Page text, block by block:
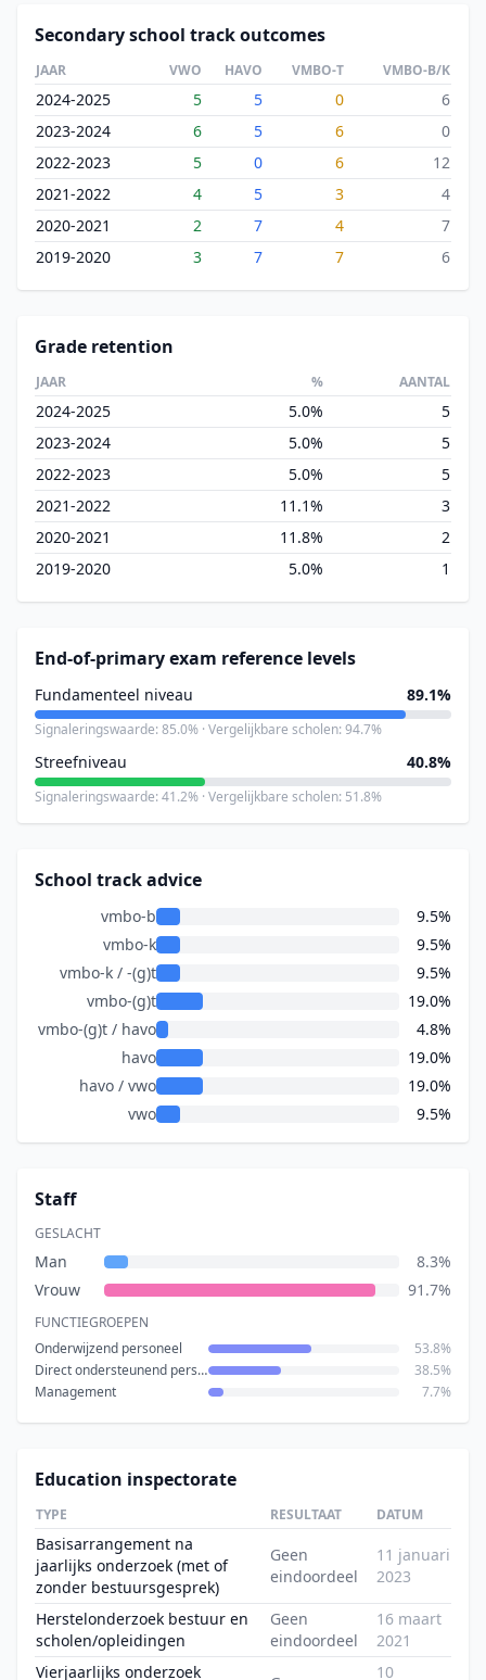
Secondary school track outcomes
JAAR VWO HAVO VMBO-T VMBO-B/K
2024-2025 5 5 0
6
2023-2024
6 5 6
0
2022-2023
5 0 6
12
2021-2022
4 5 3
4
2020-2021
2 7 4
7
2019-2020
3 7 7 6
Grade retention
JAAR % AANTAL
2024-2025 5.0%
5
2023-2024
5.0%
5
2022-2023
5.0%
5
2021-2022
11.1%
3
2020-2021
11.8%
2
2019-2020
5.0% 1
End-of-primary exam reference levels
Fundamenteel niveau 89.1%
Signaleringswaarde: 85.0% · Vergelijkbare scholen: 94.7%
Streefniveau 40.8%
Signaleringswaarde: 41.2% · Vergelijkbare scholen: 51.8%
School track advice
vmbo-b
9.5%
vmbo-k
9.5%
vmbo-k / -(g)t
9.5%
vmbo-(g)t
19.0%
vmbo-(g)t / havo
4.8%
havo
19.0%
havo / vwo
19.0%
vwo
9.5%
Staff
GESLACHT
Man
8.3%
Vrouw
91.7%
FUNCTIEGROEPEN
Onderwijzend personeel
53.8%
Direct ondersteunend personeel
38.5%
Management
7.7%
Education inspectorate
TYPE RESULTAAT DATUM
Basisarrangement na
jaarlijks onderzoek (met of
zonder bestuursgesprek)
Geen
eindoordeel
11 januari
2023
Herstelonderzoek bestuur en
scholen/opleidingen
Geen
eindoordeel
16 maart
2021
Vierjaarlijks onderzoek
10